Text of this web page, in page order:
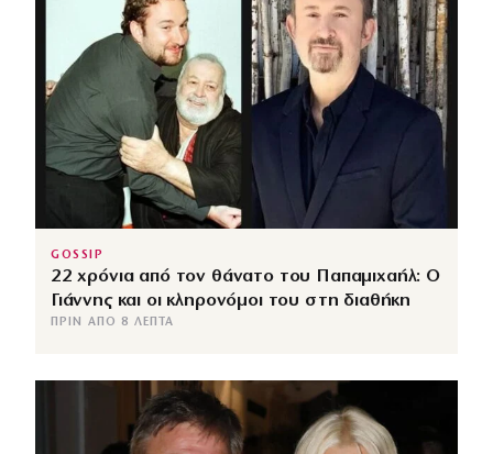
GOSSIP
22 χρόνια από τον θάνατο του Παπαμιχαήλ: Ο
Γιάννης και οι κληρονόμοι του στη διαθήκη
ΠΡΙΝ ΑΠΌ 8 ΛΕΠΤΆ